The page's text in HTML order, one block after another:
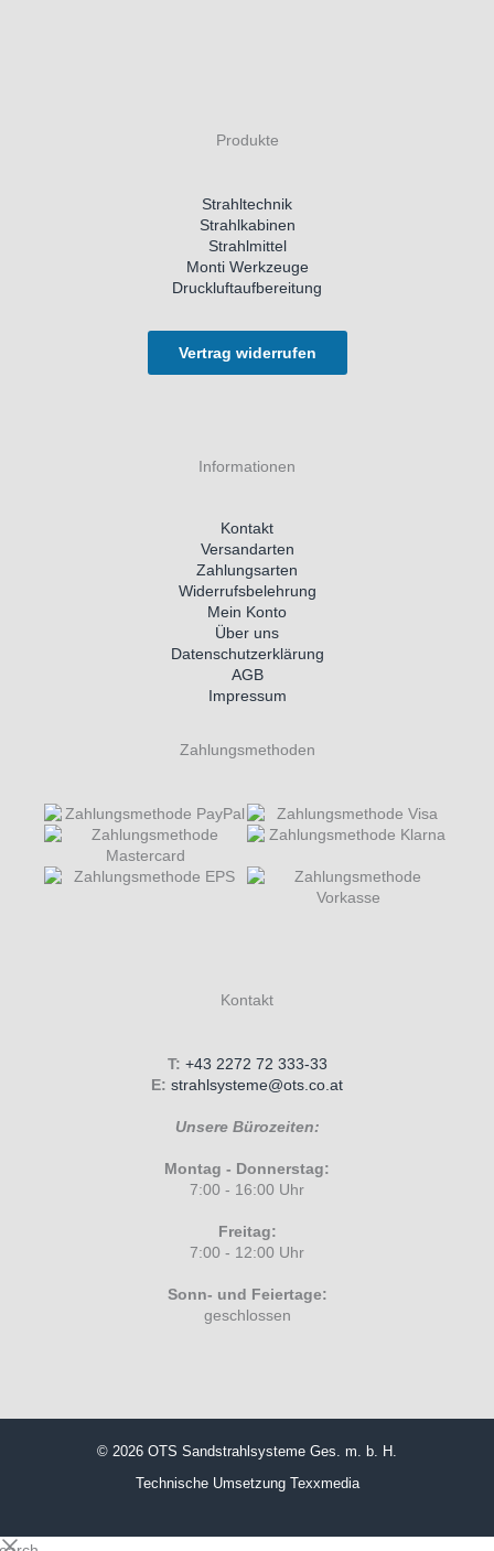
Produkte
Strahltechnik
Strahlkabinen
Strahlmittel
Monti Werkzeuge
Druckluftaufbereitung
Vertrag widerrufen
Informationen
Kontakt
Versandarten
Zahlungsarten
Widerrufsbelehrung
Mein Konto
Über uns
Datenschutzerklärung
AGB
Impressum
Zahlungsmethoden
Kontakt
T: +43 2272 72 333-33
E: strahlsysteme@ots.co.at
Unsere Bürozeiten:
Montag - Donnerstag:
7:00 - 16:00 Uhr
Freitag:
7:00 - 12:00 Uhr
Sonn- und Feiertage:
geschlossen
© 2026 OTS Sandstrahlsysteme Ges. m. b. H.
Technische Umsetzung Texxmedia